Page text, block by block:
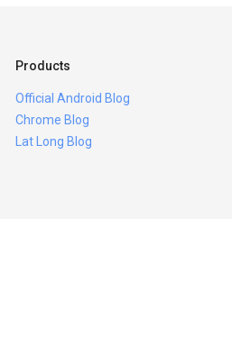
Products
Official Android Blog
Chrome Blog
Lat Long Blog